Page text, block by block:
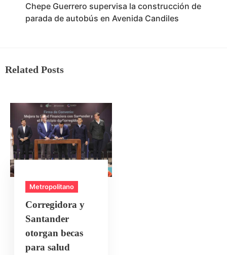
Chepe Guerrero supervisa la construcción de
parada de autobús en Avenida Candiles
Related Posts
Metropolitano
Corregidora y
Santander
otorgan becas
para salud